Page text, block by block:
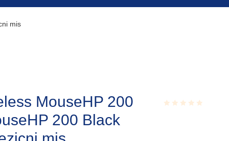
mis
MouseHP 200
200 Black